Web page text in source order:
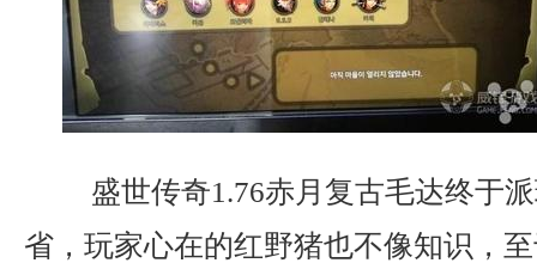
盛世传奇1.76赤月复古毛达终于
省，玩家心在的红野猪也不像知识，